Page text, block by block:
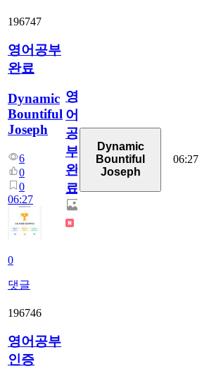
196747
영어공부
완료
Dynamic
Bountiful
Joseph
6
0
0
06:27
0
댓글
영
어
공
부
완
료
Dynamic
Bountiful
Joseph
06:27
196746
영어공부
인증